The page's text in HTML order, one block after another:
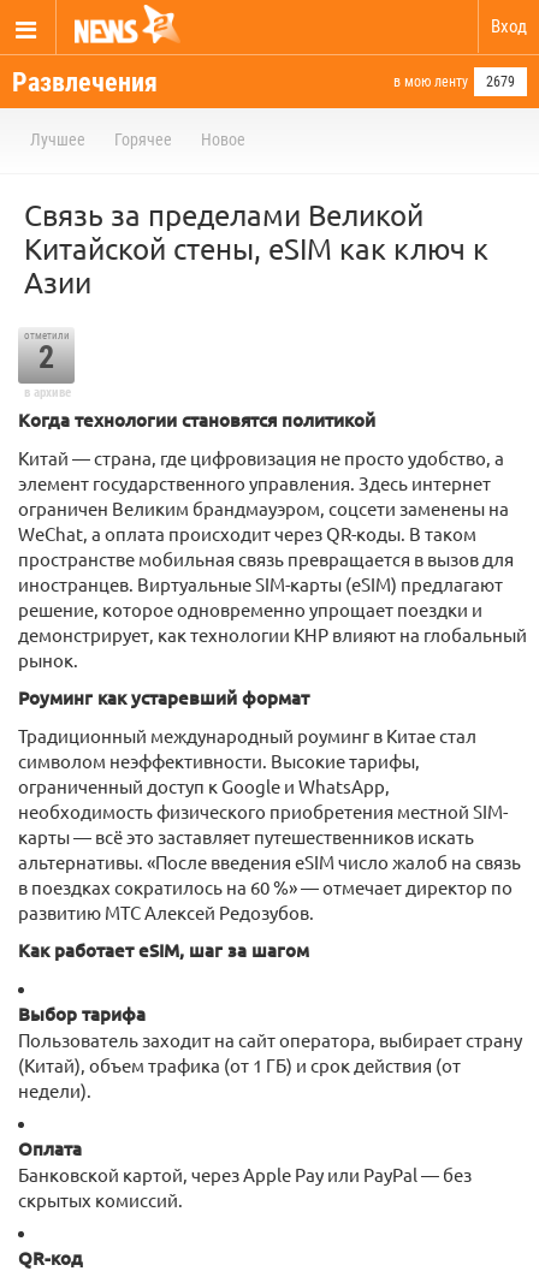
Вход
Развлечения в мою ленту 2679
Лучшее Горячее Новое
Связь за пределами Великой
Китайской стены, eSIM как ключ к
Азии
отметили
2
в архиве
Когда технологии становятся политикой
Китай — страна, где цифровизация не просто удобство, а
элемент государственного управления. Здесь интернет
ограничен Великим брандмауэром, соцсети заменены на
WeChat, а оплата происходит через QR-коды. В таком
пространстве мобильная связь превращается в вызов для
иностранцев. Виртуальные SIM-карты (eSIM) предлагают
решение, которое одновременно упрощает поездки и
демонстрирует, как технологии КНР влияют на глобальный
рынок.
Роуминг как устаревший формат
Традиционный международный роуминг в Китае стал
символом неэффективности. Высокие тарифы,
ограниченный доступ к Google и WhatsApp,
необходимость физического приобретения местной SIM-
карты — всё это заставляет путешественников искать
альтернативы. «После введения eSIM число жалоб на связь
в поездках сократилось на 60 %» — отмечает директор по
развитию МТС Алексей Редозубов.
Как работает eSIM, шаг за шагом
Выбор тарифа
Пользователь заходит на сайт оператора, выбирает страну
(Китай), объем трафика (от 1 ГБ) и срок действия (от
недели).
Оплата
Банковской картой, через Apple Pay или PayPal — без
скрытых комиссий.
QR-код